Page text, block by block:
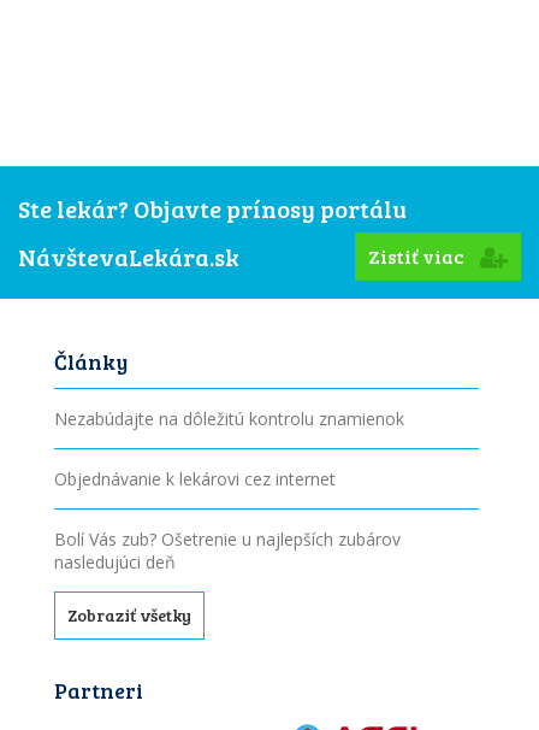
Ste lekár? Objavte prínosy portálu
NávštevaLekára.sk
Zistiť viac
Články
Nezabúdajte na dôležitú kontrolu znamienok
Objednávanie k lekárovi cez internet
Bolí Vás zub? Ošetrenie u najlepších zubárov
nasledujúci deň
Zobraziť všetky
Partneri